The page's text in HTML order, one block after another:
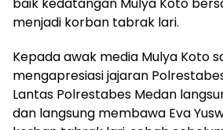
menjadi korban tabrak lari.
Kepada awak media Mulya Koto
mengapresiasi jajaran
Lantas Polrestabes Medan
dan langsung membawa Eva